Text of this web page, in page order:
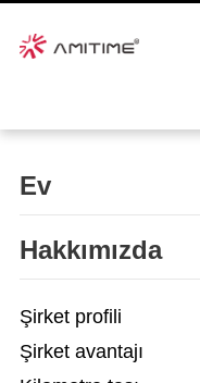
Ev
Hakkımızda
Şirket profili
Şirket avantajı